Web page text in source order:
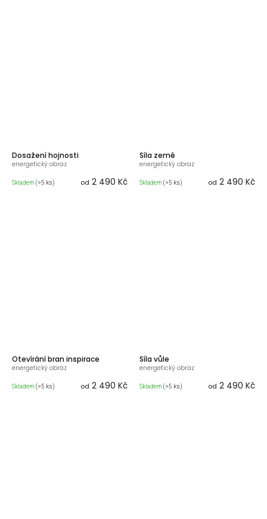
Dosažení hojnosti
energetický obraz
Skladem (>5 ks) od 2 490 Kč
Síla země
energetický obraz
Skladem (>5 ks) od 2 490 Kč
Otevírání bran inspirace
energetický obraz
Skladem (>5 ks) od 2 490 Kč
Síla vůle
energetický obraz
Skladem (>5 ks) od 2 490 Kč